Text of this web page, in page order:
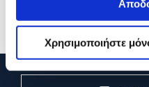
Χρησιμοποιήστε